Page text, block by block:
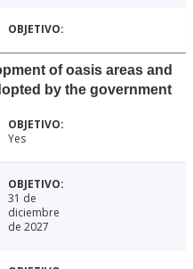
of oasis areas and
by the government
Yes
31 de
diciembre
de 2027